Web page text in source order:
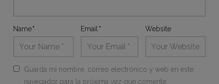
Name* Email* Website
Guarda mi nombre, correo electrónico y web en este
navegador para la próxima vez que comente.